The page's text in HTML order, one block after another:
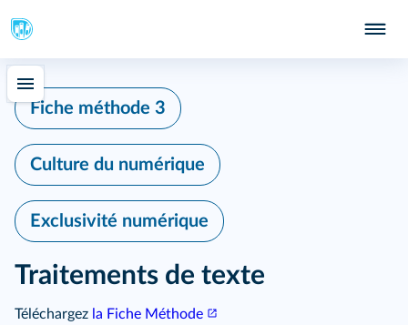
Fiche méthode 3
Culture du numérique
Exclusivité numérique
Traitements de texte
Téléchargez la Fiche Méthode